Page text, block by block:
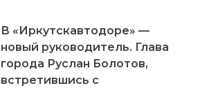
В «Иркутскавтодоре» —
новый руководитель. Глава
города Руслан Болотов,
встретившись с